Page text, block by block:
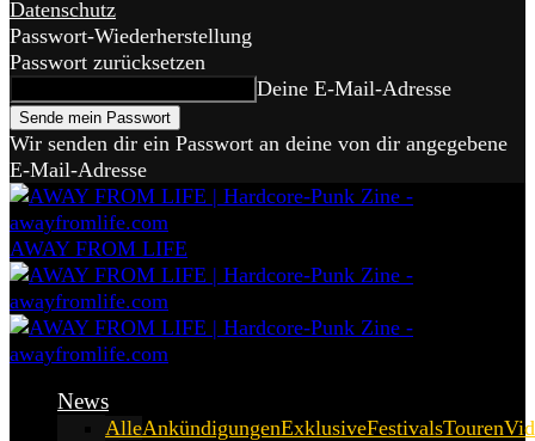
Datenschutz
Passwort-Wiederherstellung
Passwort zurücksetzen
Deine E-Mail-Adresse
Wir senden dir ein Passwort an deine von dir angegebene
E-Mail-Adresse
AWAY FROM LIFE
News
AlleAnkündigungenExklusiveFestivalsTouren